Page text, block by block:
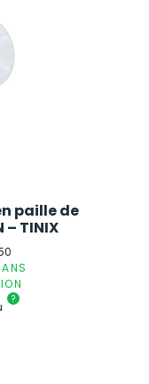
paille de
– TINIX
?